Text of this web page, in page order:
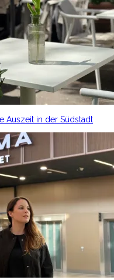
Auszeit in der Südstadt